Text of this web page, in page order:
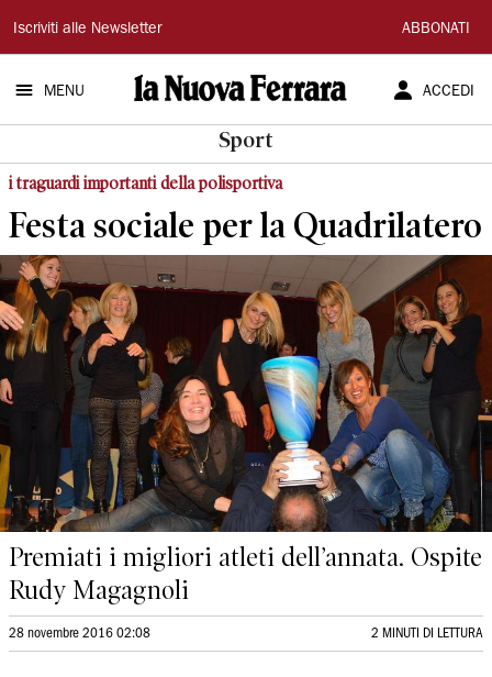
La
Nuova
Ferrara
Iscriviti alle Newsletter ABBONATI
MENU ACCEDI
Sport
i traguardi importanti della polisportiva
Festa sociale per la Quadrilatero
Premiati i migliori atleti dell’annata. Ospite
Rudy Magagnoli
28 novembre 2016 02:08 2 MINUTI DI LETTURA